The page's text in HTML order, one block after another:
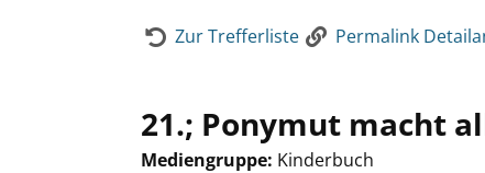
Zur Trefferliste Permalink
21.; Ponymut macht
Mediengruppe: Kinderbuch